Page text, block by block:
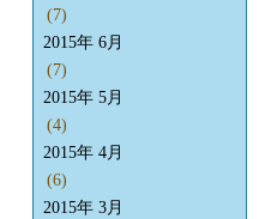
(7)
2015年 6月
(7)
2015年 5月
(4)
2015年 4月
(6)
2015年 3月